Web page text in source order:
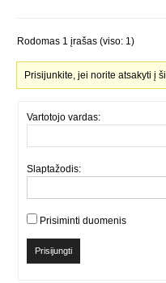
Rodomas 1 įrašas (viso: 1)
Prisijunkite, jei norite atsakyti į
Vartotojo vardas:
Slaptažodis:
Prisiminti duomenis
Prisijungti